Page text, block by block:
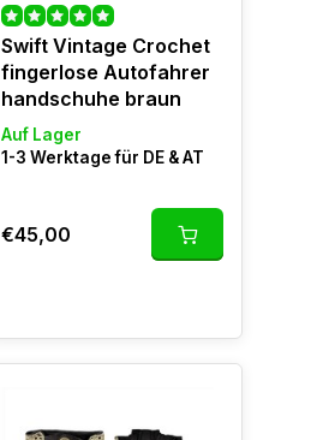
Swift Vintage Crochet
fingerlose Autofahrer
handschuhe braun
Auf Lager
1-3 Werktage für DE & AT
€45,00